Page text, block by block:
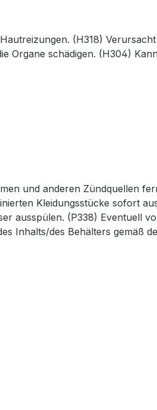
(H318)
Organe schädigen. (H304)
und anderen Zündquellen
Kleidungsstücke sofort
ausspülen. (P338) Eventuell
Inhalts/des Behälters gemäß